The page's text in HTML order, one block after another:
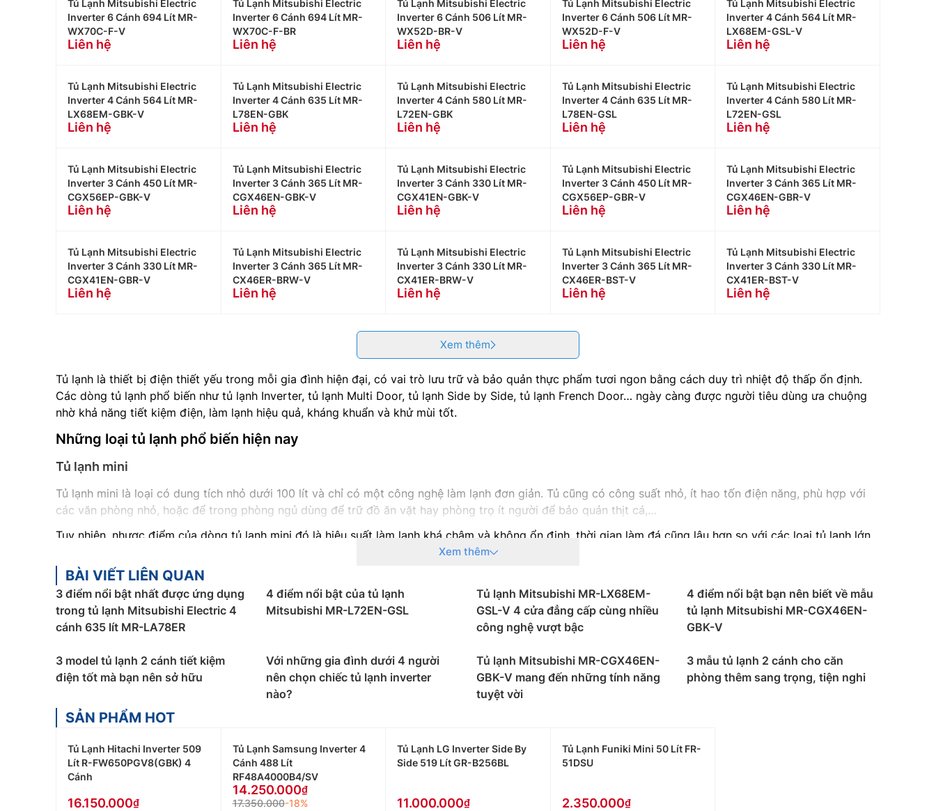
Tủ Lạnh Mitsubishi Electric
Inverter 6 Cánh 694 Lít MR-
WX70C-F-V
Liên hệ
Tủ Lạnh Mitsubishi Electric
Inverter 6 Cánh 694 Lít MR-
WX70C-F-BR
Liên hệ
Tủ Lạnh Mitsubishi Electric
Inverter 6 Cánh 506 Lít MR-
WX52D-BR-V
Liên hệ
Tủ Lạnh Mitsubishi Electric
Inverter 6 Cánh 506 Lít MR-
WX52D-F-V
Liên hệ
Tủ Lạnh Mitsubishi Electric
Inverter 4 Cánh 564 Lít MR-
LX68EM-GSL-V
Liên hệ
Tủ Lạnh Mitsubishi Electric
Inverter 4 Cánh 564 Lít MR-
LX68EM-GBK-V
Liên hệ
Tủ Lạnh Mitsubishi Electric
Inverter 4 Cánh 635 Lít MR-
L78EN-GBK
Liên hệ
Tủ Lạnh Mitsubishi Electric
Inverter 4 Cánh 580 Lít MR-
L72EN-GBK
Liên hệ
Tủ Lạnh Mitsubishi Electric
Inverter 4 Cánh 635 Lít MR-
L78EN-GSL
Liên hệ
Tủ Lạnh Mitsubishi Electric
Inverter 4 Cánh 580 Lít MR-
L72EN-GSL
Liên hệ
Tủ Lạnh Mitsubishi Electric
Inverter 3 Cánh 450 Lít MR-
CGX56EP-GBK-V
Liên hệ
Tủ Lạnh Mitsubishi Electric
Inverter 3 Cánh 365 Lít MR-
CGX46EN-GBK-V
Liên hệ
Tủ Lạnh Mitsubishi Electric
Inverter 3 Cánh 330 Lít MR-
CGX41EN-GBK-V
Liên hệ
Tủ Lạnh Mitsubishi Electric
Inverter 3 Cánh 450 Lít MR-
CGX56EP-GBR-V
Liên hệ
Tủ Lạnh Mitsubishi Electric
Inverter 3 Cánh 365 Lít MR-
CGX46EN-GBR-V
Liên hệ
Tủ Lạnh Mitsubishi Electric
Inverter 3 Cánh 330 Lít MR-
CGX41EN-GBR-V
Liên hệ
Tủ Lạnh Mitsubishi Electric
Inverter 3 Cánh 365 Lít MR-
CX46ER-BRW-V
Liên hệ
Tủ Lạnh Mitsubishi Electric
Inverter 3 Cánh 330 Lít MR-
CX41ER-BRW-V
Liên hệ
Tủ Lạnh Mitsubishi Electric
Inverter 3 Cánh 365 Lít MR-
CX46ER-BST-V
Liên hệ
Tủ Lạnh Mitsubishi Electric
Inverter 3 Cánh 330 Lít MR-
CX41ER-BST-V
Liên hệ
Xem thêm
Tủ lạnh là thiết bị điện thiết yếu trong mỗi gia đình hiện đại, có vai trò lưu trữ và bảo quản thực phẩm tươi ngon bằng cách duy trì nhiệt độ thấp ổn định.
Các dòng tủ lạnh phổ biến như tủ lạnh Inverter, tủ lạnh Multi Door, tủ lạnh Side by Side, tủ lạnh French Door… ngày càng được người tiêu dùng ưa chuộng
nhờ khả năng tiết kiệm điện, làm lạnh hiệu quả, kháng khuẩn và khử mùi tốt.
Những loại tủ lạnh phổ biến hiện nay
Tủ lạnh mini
Tủ lạnh mini là loại có dung tích nhỏ dưới 100 lít và chỉ có một công nghệ làm lạnh đơn giản. Tủ cũng có công suất nhỏ, ít hao tốn điện năng, phù hợp với
các văn phòng nhỏ, hoặc để trong phòng ngủ dùng để trữ đồ ăn vặt hay phòng trọ ít người để bảo quản thịt cá,…
Tuy nhiên, nhược điểm của dòng tủ lạnh mini đó là hiệu suất làm lạnh khá chậm và không ổn định, thời gian làm đá cũng lâu hơn so với các loại tủ lạnh lớn.
Tủ lạnh Side-by-side được thiết kế với 2 cánh mở sang 2 bên, dung tích tủ lớn. Các dòng tủ lạnh side by side có thiết kế sang trọng, sáng bóng, tăng tính
thẩm mỹ cho không gian bếp. Không những vậy, dòng tủ này cũng tích hợp nhiều công nghệ tiên tiến như: bảng điều khiển bên ngoài, điều chỉnh nhiệt độ
từng ngăn, làm lạnh kép, khóa trẻ em,…
tương đối nhỏ so với dung tích của tủ.
Xem thêm
BÀI VIẾT LIÊN QUAN
3 điểm nổi bật nhất được ứng dụng
trong tủ lạnh Mitsubishi Electric 4
cánh 635 lít MR-LA78ER
4 điểm nổi bật của tủ lạnh
Mitsubishi MR-L72EN-GSL
Tủ lạnh Mitsubishi MR-LX68EM-
GSL-V 4 cửa đẳng cấp cùng nhiều
công nghệ vượt bậc
4 điểm nổi bật bạn nên biết về mẫu
tủ lạnh Mitsubishi MR-CGX46EN-
GBK-V
3 model tủ lạnh 2 cánh tiết kiệm
điện tốt mà bạn nên sở hữu
Với những gia đình dưới 4 người
nên chọn chiếc tủ lạnh inverter
nào?
Tủ lạnh Mitsubishi MR-CGX46EN-
GBK-V mang đến những tính năng
tuyệt vời
3 mẫu tủ lạnh 2 cánh cho căn
phòng thêm sang trọng, tiện nghi
SẢN PHẨM HOT
Tủ Lạnh Hitachi Inverter 509
Lít R-FW650PGV8(GBK) 4
Cánh
16.150.000
Tủ Lạnh Samsung Inverter 4
Cánh 488 Lít
RF48A4000B4/SV
14.250.000
17.350.000-18%
Tủ Lạnh LG Inverter Side By
Side 519 Lít GR-B256BL
11.000.000
Tủ Lạnh Funiki Mini 50 Lít FR-
51DSU
2.350.000